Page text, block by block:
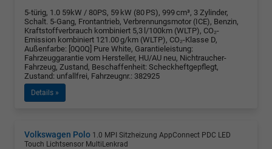
5-türig, 1.0 59kW / 80PS, 59 kW (80 PS), 999 cm³, 3 Zylinder,
Schalt. 5-Gang, Frontantrieb, Verbrennungsmotor (ICE), Benzin,
Kraftstoffverbrauch kombiniert 5,3 l/100km (WLTP), CO₂-
Emission kombiniert 121.00 g/km (WLTP), CO₂-Klasse D,
Außenfarbe: [0Q0Q] Pure White, Garantieleistung:
Fahrzeuggarantie vom Hersteller, HU/AU neu, Nichtraucher-
Fahrzeug, Zustand, Beschaffenheit: Scheckheftgepflegt,
Zustand: unfallfrei, Fahrzeugnr.: 382925
Details »
Volkswagen Polo 1.0 MPI Sitzheizung AppConnect PDC LED
Touch Lichtsensor MultiLenkrad